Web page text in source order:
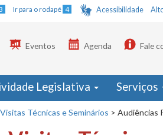
Ir para o rodapé 4 Acessibilidade
Eventos Agenda Fale
Legislativa Serviços
Técnicas e Seminários > Audiências